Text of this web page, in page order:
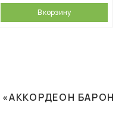
В корзину
БАРОН